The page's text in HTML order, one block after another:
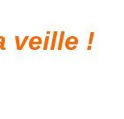
veille !